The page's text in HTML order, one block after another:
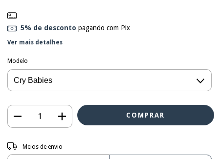
5% de desconto pagando com Pix
Ver mais detalhes
Modelo
Entregas para o CEP:
Meios de envio